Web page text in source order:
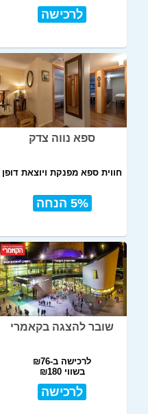
לרכישה
ספא נווה צדק
חווית ספא מפנקת ויוצאת דופן
5% הנחה
שובר להצגה בקאמרי
לרכישה ב-₪76
בשווי ₪180
לרכישה